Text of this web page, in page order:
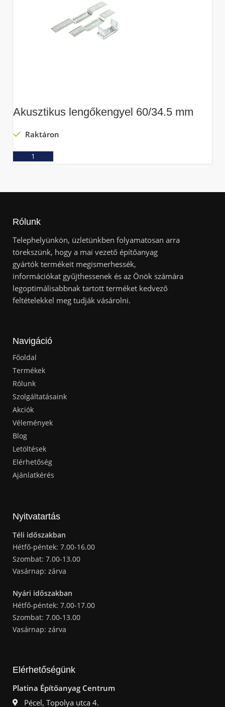
Akusztikus lengőkengyel 60/34.5 mm
Raktáron
Rólunk
Telephelyünkön, üzletünkben folyamatosan arra
törekszünk, hogy a mai vezető építőanyag
gyártók termékeit megismerhessék,
információkat gyűjthessenek és az Önök számára
legoptimálisabbnak tartott terméket kedvező
feltételekkel meg tudják vásárolni.
Navigáció
Főoldal
Termékek
Rólunk
Szolgáltatásaink
Akciók
Vélemények
Blog
Letöltések
Elérhetőség
Ajánlatkérés
Nyitvatartás
Téli időszakban
Hétfő-péntek: 7.00-16.00
Szombat: 7.00-13.00
Vasárnap: zárva
Nyári időszakban
Hétfő-péntek: 7.00-17.00
Szombat: 7.00-13.00
Vasárnap: zárva
Elérhetőségünk
Platina Építőanyag Centrum
Pécel, Topolya utca 4.